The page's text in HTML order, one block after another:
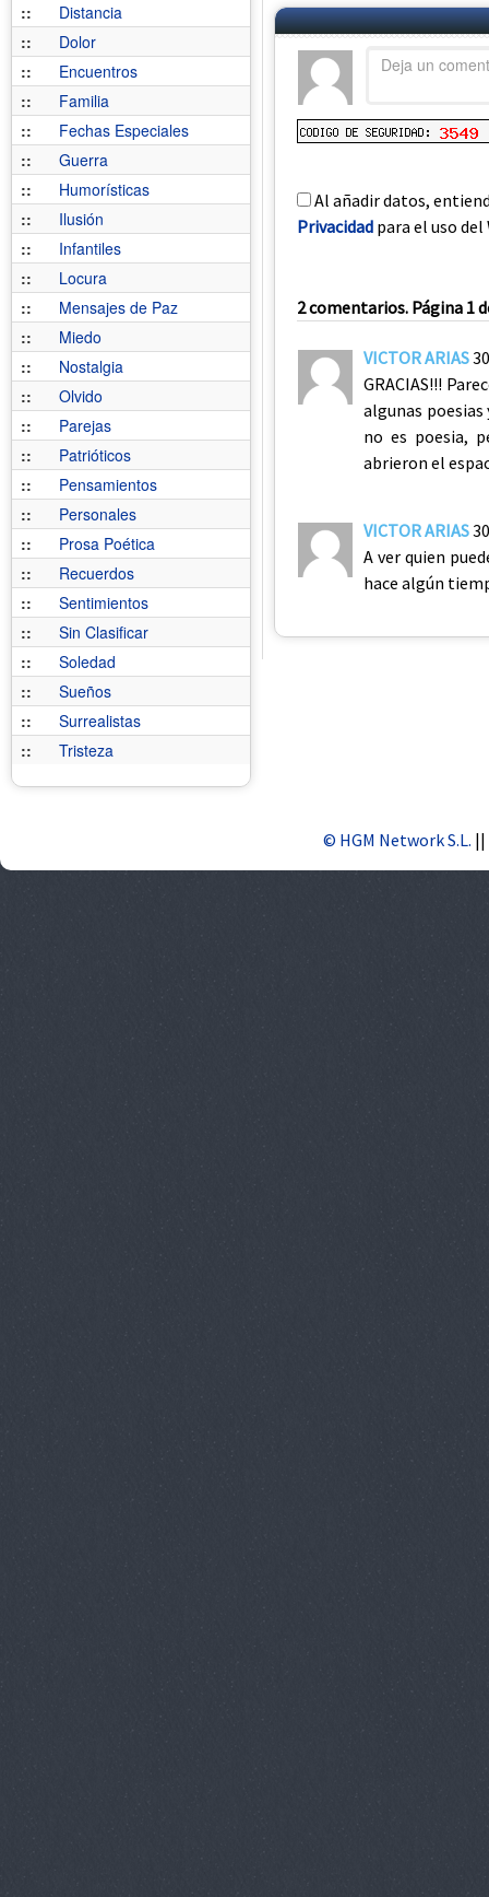
::
Distancia
::
Dolor
::
Encuentros
::
Familia
::
Fechas Especiales
::
Guerra
::
Humorísticas
::
Ilusión
::
Infantiles
::
Locura
::
Mensajes de Paz
::
Miedo
::
Nostalgia
::
Olvido
::
Parejas
::
Patrióticos
::
Pensamientos
::
Personales
::
Prosa Poética
::
Recuerdos
::
Sentimientos
::
Sin Clasificar
::
Soledad
::
Sueños
::
Surrealistas
::
Tristeza
Al añadir datos,
Privacidad para el uso del
2 comentarios. Página 1
VICTOR ARIAS
GRACIAS!!!
algunas poesias
no es poesia,
abrieron el
VICTOR ARIAS
A ver quien
hace algún
© HGM Network S.L. ||